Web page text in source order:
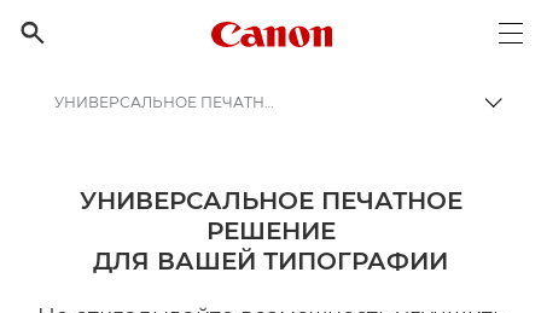

Canon Logo, back to
Бизнес
УНИВЕРСАЛЬНОЕ ПЕЧАТНОЕ
РЕШЕНИЕ
ДЛЯ ВАШЕЙ ТИПОГРАФИИ